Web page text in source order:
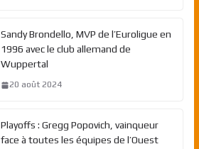
Sandy Brondello, MVP de l’Euroligue en
1996 avec le club allemand de
Wuppertal
20 août 2024
Playoffs : Gregg Popovich, vainqueur
face à toutes les équipes de l’Ouest